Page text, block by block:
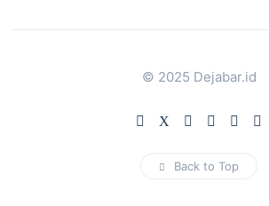
© 2025 Dejabar.id
Back to Top